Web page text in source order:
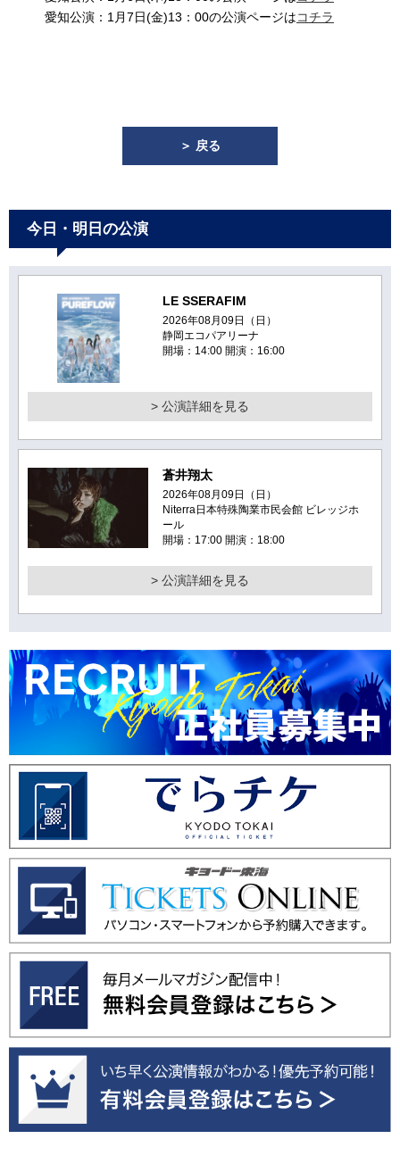
愛知公演：1月7日(金)13：00の公演ページはコチラ
＞ 戻る
今日・明日の公演
LE SSERAFIM
2026年08月09日（日）
静岡エコパアリーナ
開場：14:00 開演：16:00
> 公演詳細を見る
蒼井翔太
2026年08月09日（日）
Niterra日本特殊陶業市民会館 ビレッジホ
ール
開場：17:00 開演：18:00
> 公演詳細を見る